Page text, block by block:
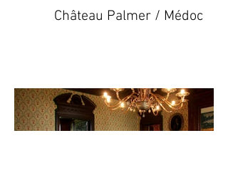
Château Palmer / Médoc